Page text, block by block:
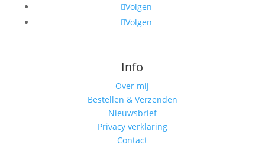
Volgen
Volgen
Info
Over mij
Bestellen & Verzenden
Nieuwsbrief
Privacy verklaring
Contact